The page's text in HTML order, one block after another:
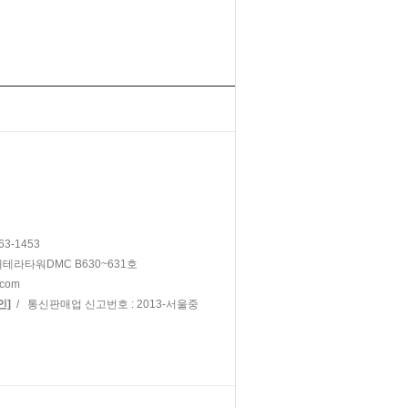
1453
라타워DMC B630~631호
] / 통신판매업 신고번호 : 2013-서울중